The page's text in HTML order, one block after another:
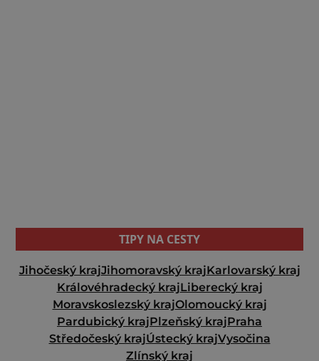
TIPY NA CESTY
Jihočeský krajJihomoravský krajKarlovarský kraj
Královéhradecký krajLiberecký kraj
Moravskoslezský krajOlomoucký kraj
Pardubický krajPlzeňský krajPraha
Středočeský krajÚstecký krajVysočina
Zlínský kraj